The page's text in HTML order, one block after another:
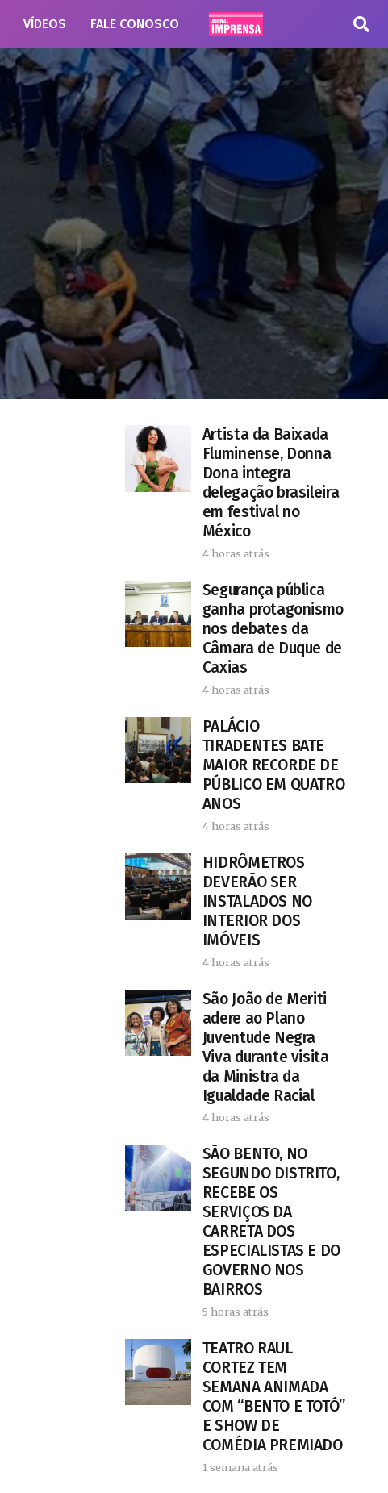
VÍDEOS FALE CONOSCO
Artista da Baixada
Fluminense, Donna
Dona integra
delegação brasileira
em festival no
México
4 horas atrás
Segurança pública
ganha protagonismo
nos debates da
Câmara de Duque de
Caxias
4 horas atrás
PALÁCIO
TIRADENTES BATE
MAIOR RECORDE DE
PÚBLICO EM QUATRO
ANOS
4 horas atrás
HIDRÔMETROS
DEVERÃO SER
INSTALADOS NO
INTERIOR DOS
IMÓVEIS
4 horas atrás
São João de Meriti
adere ao Plano
Juventude Negra
Viva durante visita
da Ministra da
Igualdade Racial
4 horas atrás
SÃO BENTO, NO
SEGUNDO DISTRITO,
RECEBE OS
SERVIÇOS DA
CARRETA DOS
ESPECIALISTAS E DO
GOVERNO NOS
BAIRROS
5 horas atrás
TEATRO RAUL
CORTEZ TEM
SEMANA ANIMADA
COM “BENTO E TOTÓ”
E SHOW DE
COMÉDIA PREMIADO
1 semana atrás